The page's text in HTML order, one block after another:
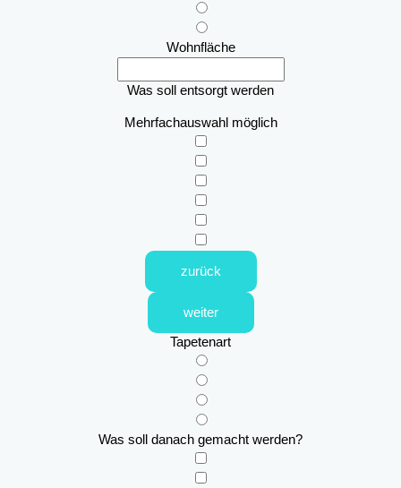
Wohnfläche
Was soll entsorgt werden
Mehrfachauswahl möglich
zurück
weiter
Tapetenart
Was soll danach gemacht werden?